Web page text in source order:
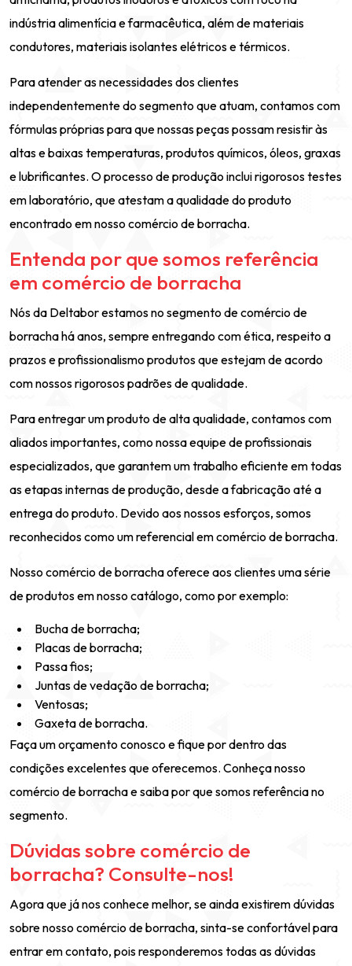
indústria alimentícia e farmacêutica, além de materiais
condutores, materiais isolantes elétricos e térmicos.
Para atender as necessidades dos clientes
independentemente do segmento que atuam, contamos com
fórmulas próprias para que nossas peças possam resistir às
altas e baixas temperaturas, produtos químicos, óleos, graxas
e lubrificantes. O processo de produção inclui rigorosos testes
em laboratório, que atestam a qualidade do produto
encontrado em nosso comércio de borracha.
Entenda por que somos referência
em comércio de borracha
Nós da Deltabor estamos no segmento de comércio de
borracha há anos, sempre entregando com ética, respeito a
prazos e profissionalismo produtos que estejam de acordo
com nossos rigorosos padrões de qualidade.
Para entregar um produto de alta qualidade, contamos com
aliados importantes, como nossa equipe de profissionais
especializados, que garantem um trabalho eficiente em todas
as etapas internas de produção, desde a fabricação até a
entrega do produto. Devido aos nossos esforços, somos
reconhecidos como um referencial em comércio de borracha.
Nosso comércio de borracha oferece aos clientes uma série
de produtos em nosso catálogo, como por exemplo:
Bucha de borracha;
Placas de borracha;
Passa fios;
Juntas de vedação de borracha;
Ventosas;
Gaxeta de borracha.
Faça um orçamento conosco e fique por dentro das
condições excelentes que oferecemos. Conheça nosso
comércio de borracha e saiba por que somos referência no
segmento.
Dúvidas sobre comércio de
borracha? Consulte-nos!
Agora que já nos conhece melhor, se ainda existirem dúvidas
sobre nosso comércio de borracha, sinta-se confortável para
entrar em contato, pois responderemos todas as dúvidas